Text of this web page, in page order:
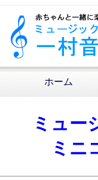
ホーム
ミュー
ミニ